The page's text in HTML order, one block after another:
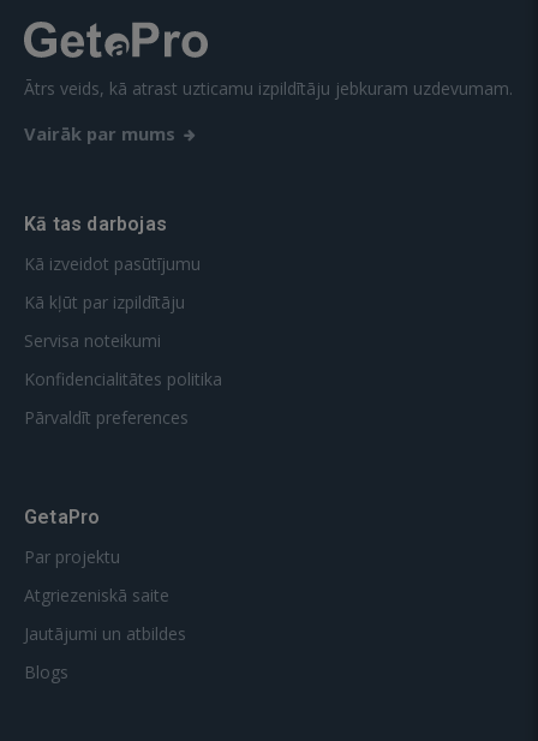
Ātrs veids, kā atrast uzticamu izpildītāju jebkuram uzdevumam.
Vairāk par mums
Kā tas darbojas
Kā izveidot pasūtījumu
Kā kļūt par izpildītāju
Servisa noteikumi
Konfidencialitātes politika
Pārvaldīt preferences
GetaPro
Par projektu
Atgriezeniskā saite
Jautājumi un atbildes
Blogs